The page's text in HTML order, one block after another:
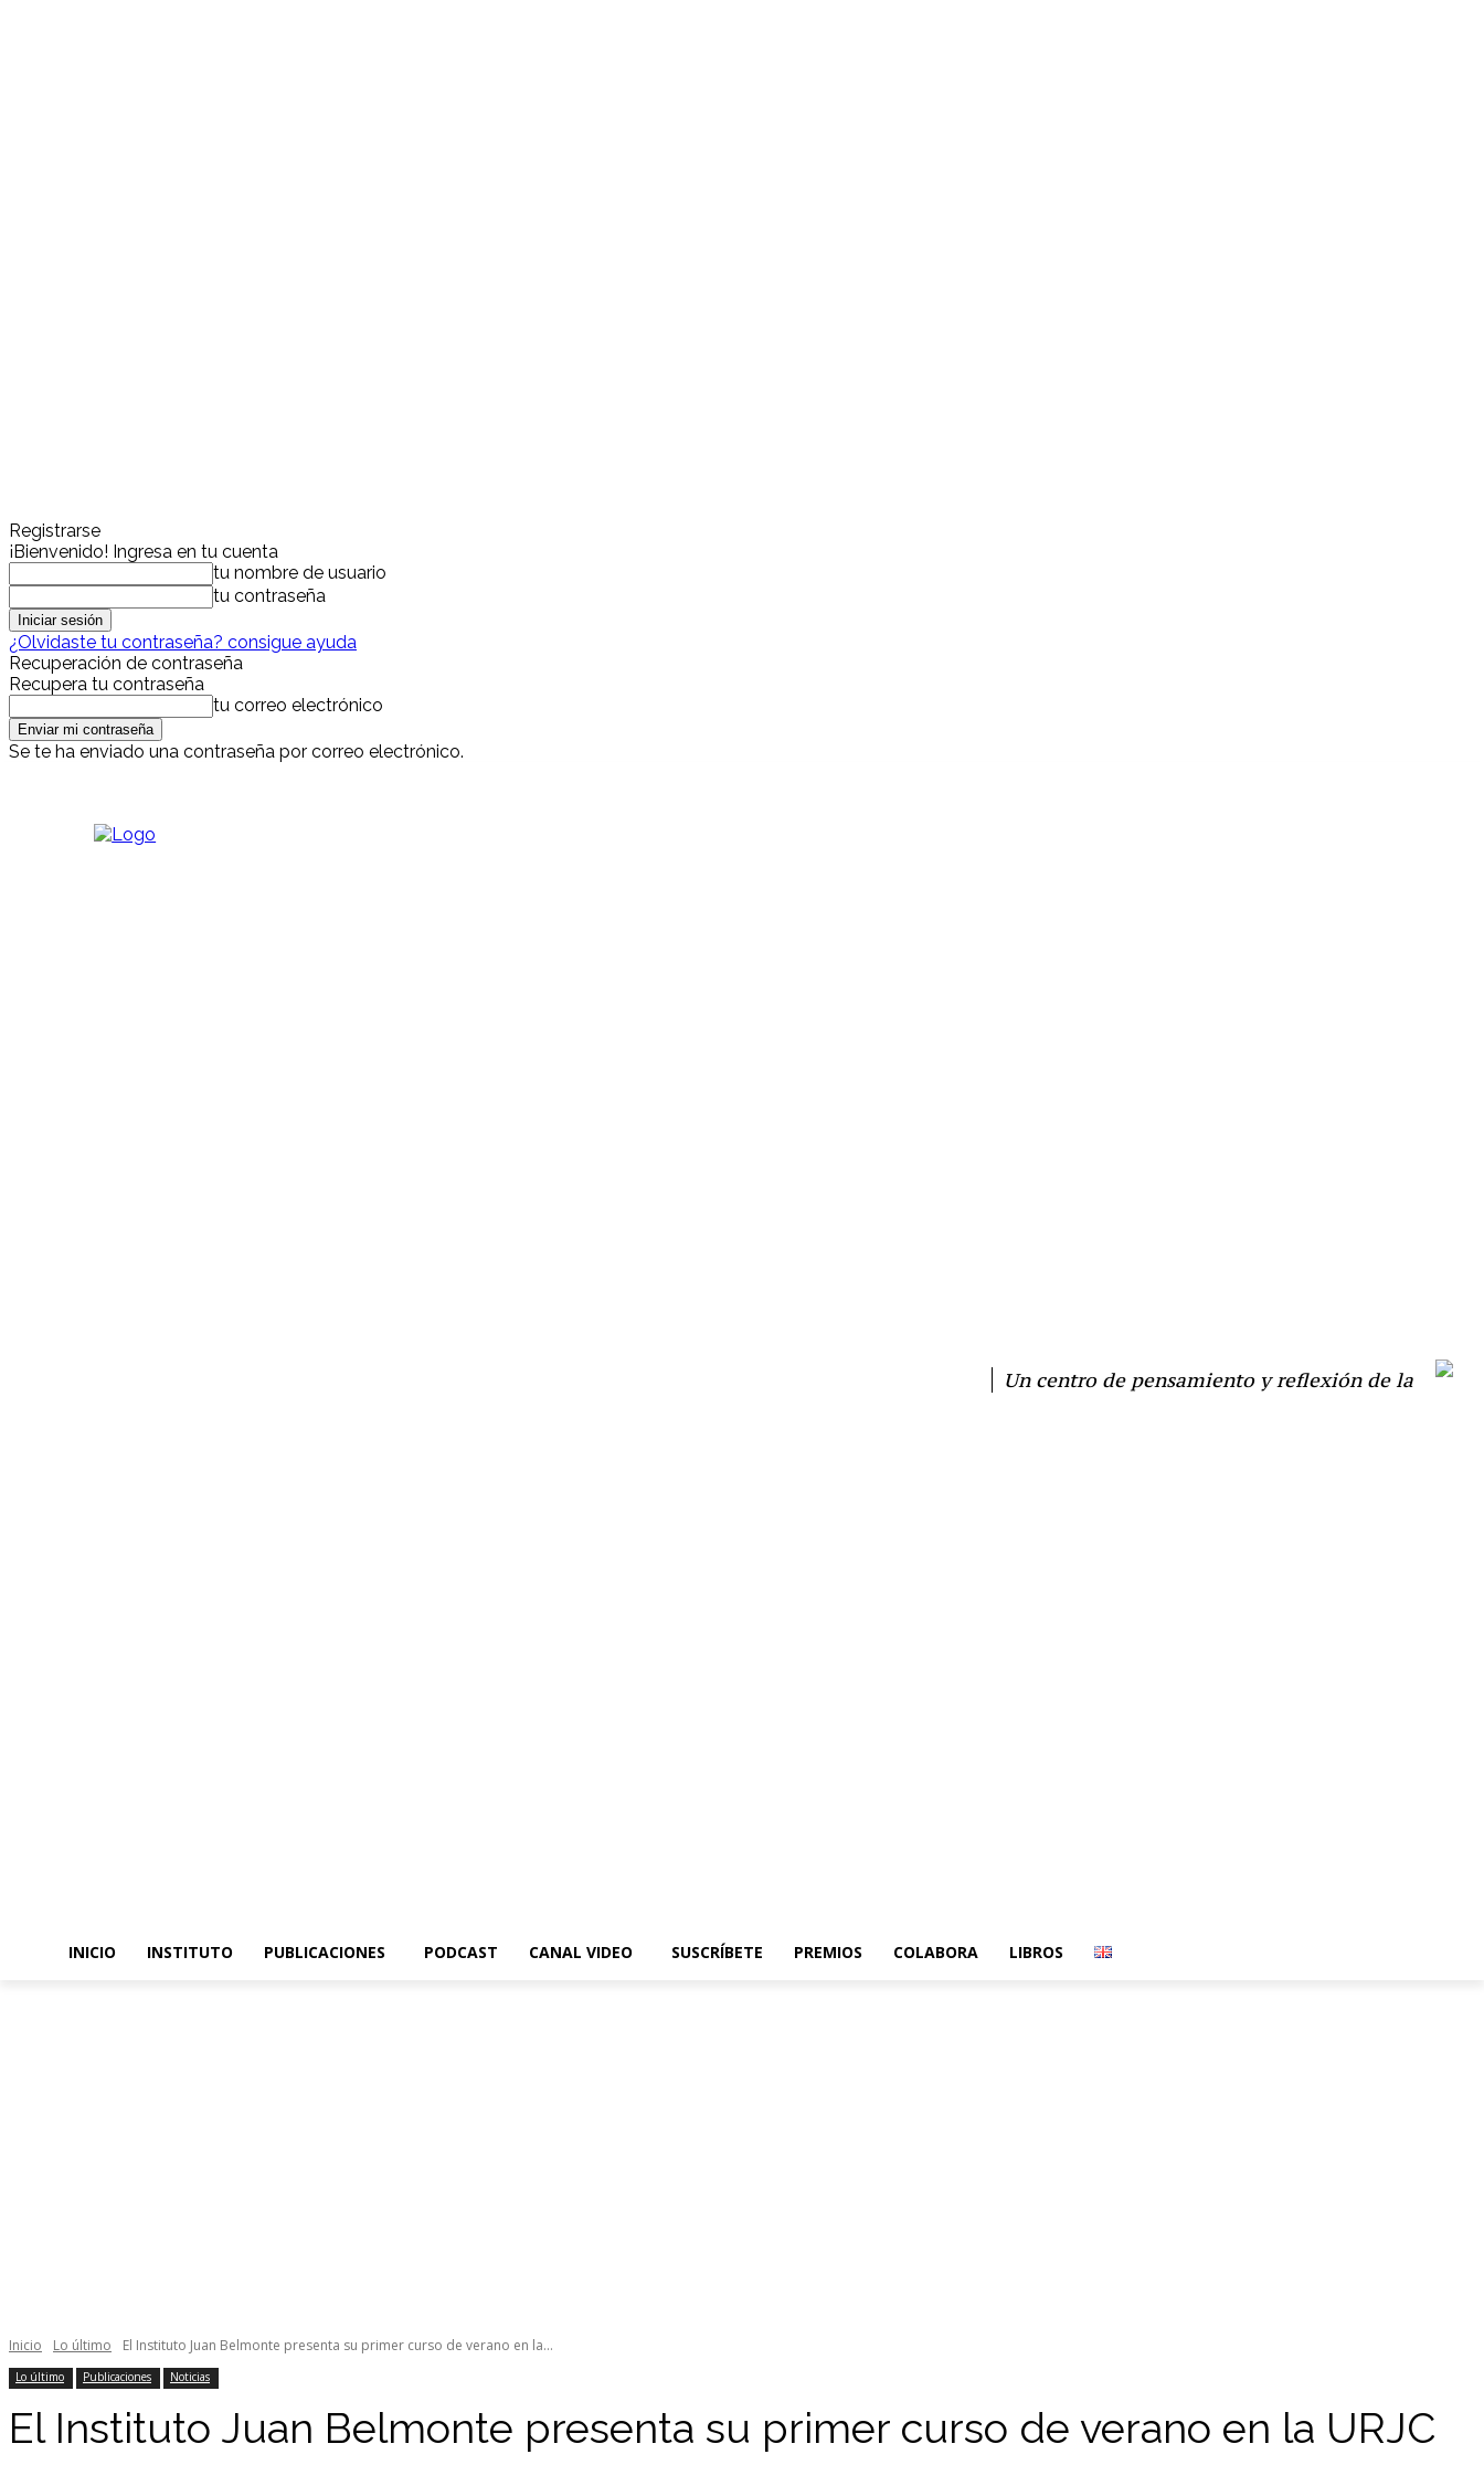
Registrarse
¡Bienvenido! Ingresa en tu cuenta
tu nombre de usuario
tu contraseña
¿Olvidaste tu contraseña? consigue ayuda
Recuperación de contraseña
Recupera tu contraseña
tu correo electrónico
Se te ha enviado una contraseña por correo electrónico.
Un centro de pensamiento y reflexión de la
INICIO INSTITUTO PUBLICACIONES PODCAST CANAL VIDEO SUSCRÍBETE PREMIOS COLABORA LIBROS
Inicio Lo último El Instituto Juan Belmonte presenta su primer curso de verano en la...
Lo último Publicaciones Noticias
El Instituto Juan Belmonte presenta su primer curso de verano en la URJC